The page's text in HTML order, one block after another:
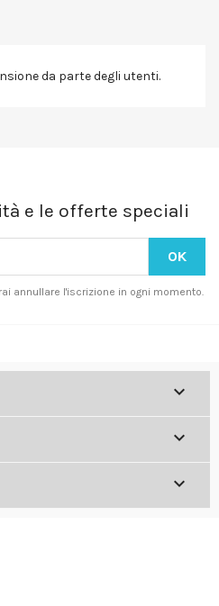
da parte degli utenti.
e le offerte speciali
annullare l'iscrizione in ogni momento.


